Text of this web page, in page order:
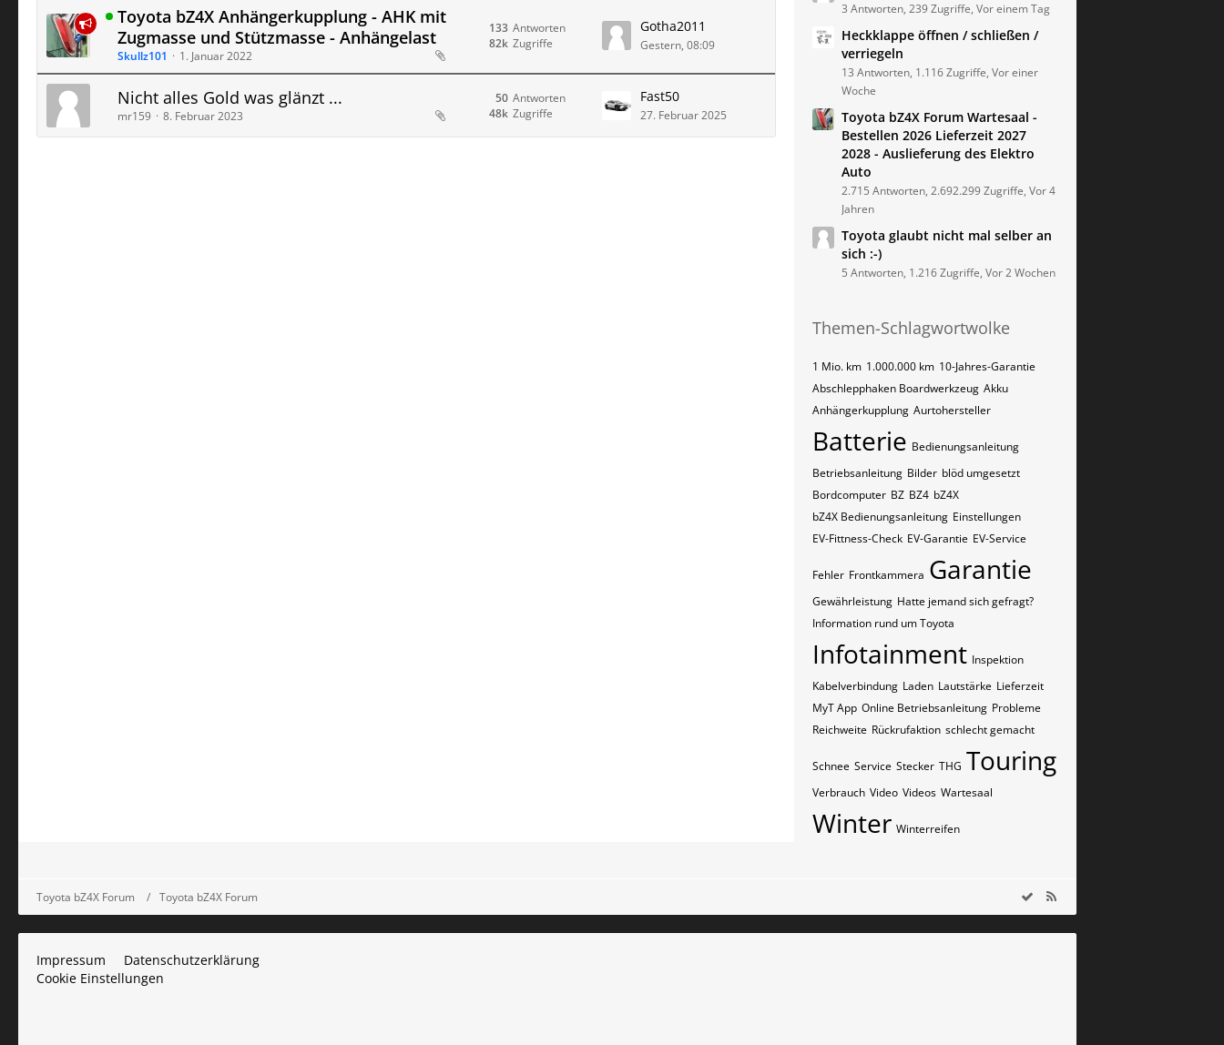
Toyota bZ4X Anhängerkupplung - AHK mit
Zugmasse und Stützmasse - Anhängelast
Skullz101 1. Januar 2022
Antworten
133
Zugriffe
82k
Gotha2011
Gestern, 08:09
Nicht alles Gold was glänzt ...
mr159 8. Februar 2023
Antworten
50
Zugriffe
48k
Fast50
27. Februar 2025
3 Antworten, 239 Zugriffe, Vor einem Tag
Heckklappe öffnen / schließen /
verriegeln
13 Antworten, 1.116 Zugriffe, Vor einer
Woche
Toyota bZ4X Forum Wartesaal -
Bestellen 2026 Lieferzeit 2027
2028 - Auslieferung des Elektro
Auto
2.715 Antworten, 2.692.299 Zugriffe, Vor 4
Jahren
Toyota glaubt nicht mal selber an
sich :-)
5 Antworten, 1.216 Zugriffe, Vor 2 Wochen
Themen-Schlagwortwolke
1 Mio. km 1.000.000 km 10-Jahres-Garantie
Abschlepphaken Boardwerkzeug Akku
Anhängerkupplung Aurtohersteller
Batterie Bedienungsanleitung
Betriebsanleitung Bilder blöd umgesetzt
Bordcomputer BZ BZ4 bZ4X
bZ4X Bedienungsanleitung Einstellungen
EV-Fittness-Check EV-Garantie EV-Service
Fehler Frontkammera Garantie
Gewährleistung Hatte jemand sich gefragt?
Information rund um Toyota
Infotainment Inspektion
Kabelverbindung Laden Lautstärke Lieferzeit
MyT App Online Betriebsanleitung Probleme
Reichweite Rückrufaktion schlecht gemacht
Schnee Service Stecker THG Touring
Verbrauch Video Videos Wartesaal
Winter Winterreifen
Toyota bZ4X Forum Toyota bZ4X Forum
Impressum
Datenschutzerklärung
Cookie Einstellungen